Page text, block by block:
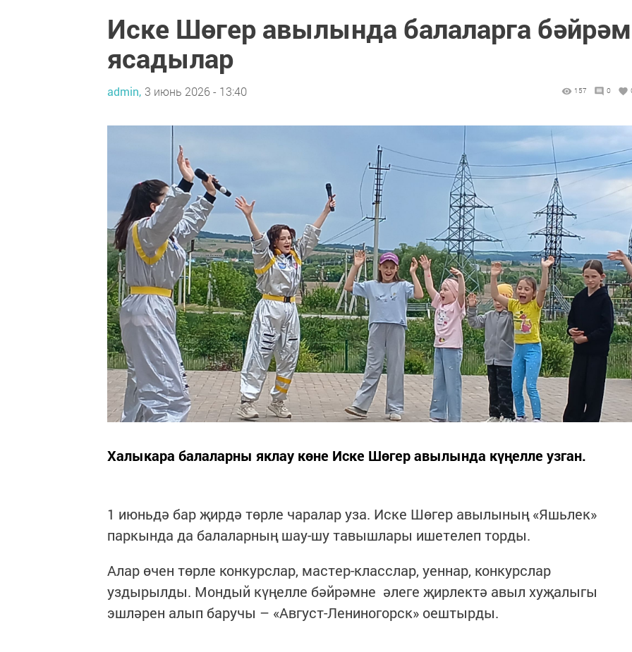
Иске Шөгер авылында балаларга бәйрәм
ясадылар
admin, 3 июнь 2026 - 13:40 157 0
Халыкара балаларны яклау көне Иске Шөгер авылында күңелле узган.
1 июньдә бар җирдә төрле чаралар уза. Иске Шөгер авылының «Яшьлек»
паркында да балаларның шау-шу тавышлары ишетелеп торды.
Алар өчен төрле конкурслар, мастер-класслар, уеннар, конкурслар
уздырылды. Мондый күңелле бәйрәмне әлеге җирлектә авыл хуҗалыгы
эшләрен алып баручы – «Август-Лениногорск» оештырды.